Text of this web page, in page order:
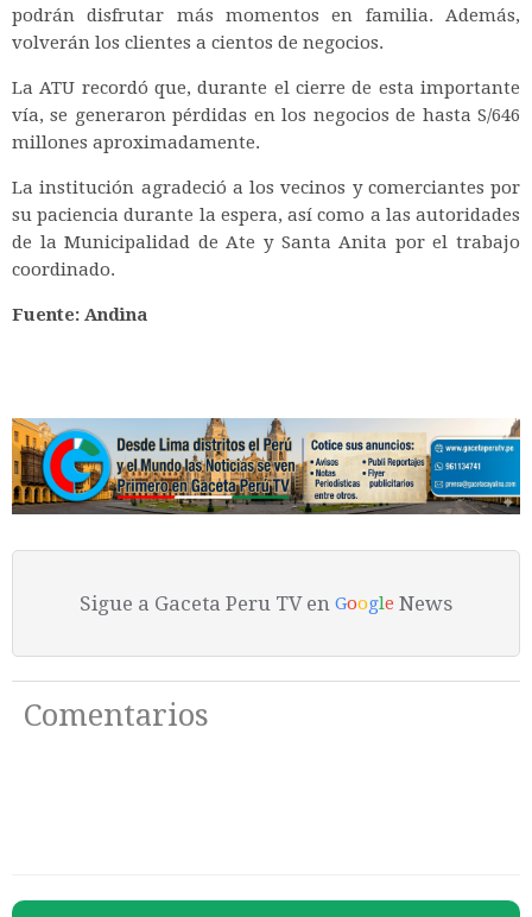
podrán disfrutar más momentos en familia. Además,
volverán los clientes a cientos de negocios.
La ATU recordó que, durante el cierre de esta importante
vía, se generaron pérdidas en los negocios de hasta S/646
millones aproximadamente.
La institución agradeció a los vecinos y comerciantes por
su paciencia durante la espera, así como a las autoridades
de la Municipalidad de Ate y Santa Anita por el trabajo
coordinado.
Fuente: Andina
Sigue a Gaceta Peru TV en Google News
Comentarios